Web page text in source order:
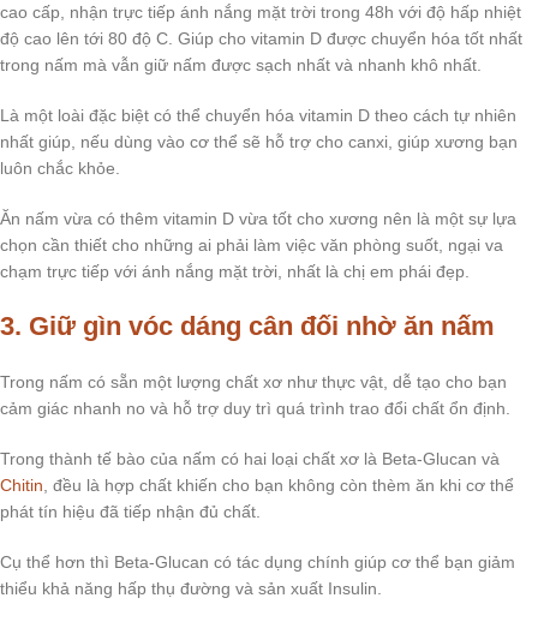
cao cấp, nhận trực tiếp ánh nắng mặt trời trong 48h với độ hấp nhiệt
độ cao lên tới 80 độ C. Giúp cho vitamin D được chuyển hóa tốt nhất
trong nấm mà vẫn giữ nấm được sạch nhất và nhanh khô nhất.
Là một loài đặc biệt có thể chuyển hóa vitamin D theo cách tự nhiên
nhất giúp, nếu dùng vào cơ thể sẽ hỗ trợ cho canxi, giúp xương bạn
luôn chắc khỏe.
Ăn nấm vừa có thêm vitamin D vừa tốt cho xương nên là một sự lựa
chọn cần thiết cho những ai phải làm việc văn phòng suốt, ngại va
chạm trực tiếp với ánh nắng mặt trời, nhất là chị em phái đẹp.
3. Giữ gìn vóc dáng cân đối nhờ ăn nấm
Trong nấm có sẵn một lượng chất xơ như thực vật, dễ tạo cho bạn
cảm giác nhanh no và hỗ trợ duy trì quá trình trao đổi chất ổn định.
Trong thành tế bào của nấm có hai loại chất xơ là Beta-Glucan và
Chitin , đều là hợp chất khiến cho bạn không còn thèm ăn khi cơ thể
phát tín hiệu đã tiếp nhận đủ chất.
Cụ thể hơn thì Beta-Glucan có tác dụng chính giúp cơ thể bạn giảm
thiểu khả năng hấp thụ đường và sản xuất Insulin.